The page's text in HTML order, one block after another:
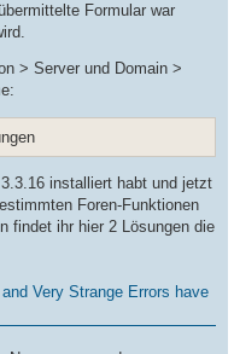
Formular war
> Server und Domain >
installiert habt und jetzt
Foren-Funktionen
findet ihr hier 2 Lösungen die
Very Strange Errors have